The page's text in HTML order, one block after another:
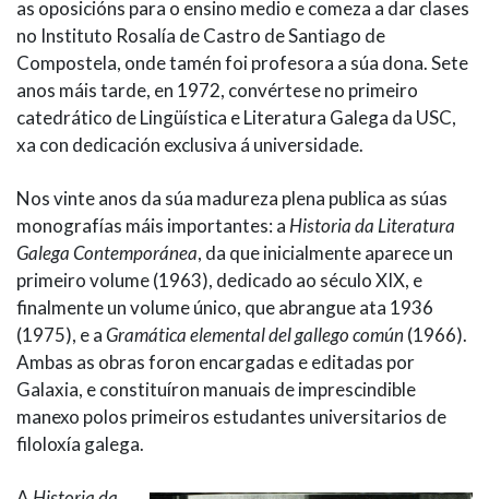
as oposicións para o ensino medio e comeza a dar clases
no Instituto Rosalía de Castro de Santiago de
Compostela, onde tamén foi profesora a súa dona. Sete
anos máis tarde, en 1972, convértese no primeiro
catedrático de Lingüística e Literatura Galega da USC,
xa con dedicación exclusiva á universidade.
Nos vinte anos da súa madureza plena publica as súas
monografías máis importantes: aHistoria da Literatura
Galega Contemporánea, da que inicialmente aparece un
primeiro volume (1963), dedicado ao século XIX, e
finalmente un volume único, que abrangue ata 1936
(1975), e aGramática elemental del gallego común(1966).
Ambas as obras foron encargadas e editadas por
Galaxia, e constituíron manuais de imprescindible
manexo polos primeiros estudantes universitarios de
filoloxía galega.